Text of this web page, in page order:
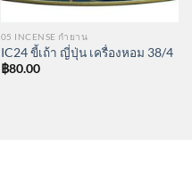
05 INCENSE กำยาน
IC24 ขี้เถ้า ญี่ปุ่น เครื่องหอม 38/4
฿80.00